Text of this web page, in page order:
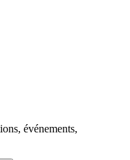
événements,